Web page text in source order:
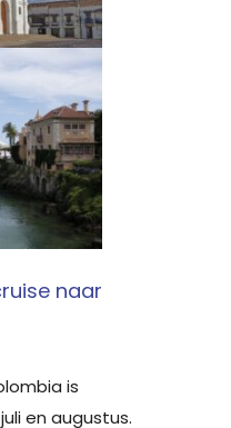
naar
is
en augustus.